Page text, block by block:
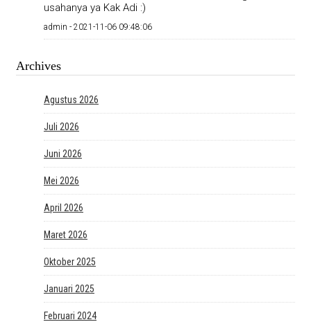
usahanya ya Kak Adi :)
admin - 2021-11-06 09:48:06
Archives
Agustus 2026
Juli 2026
Juni 2026
Mei 2026
April 2026
Maret 2026
Oktober 2025
Januari 2025
Februari 2024